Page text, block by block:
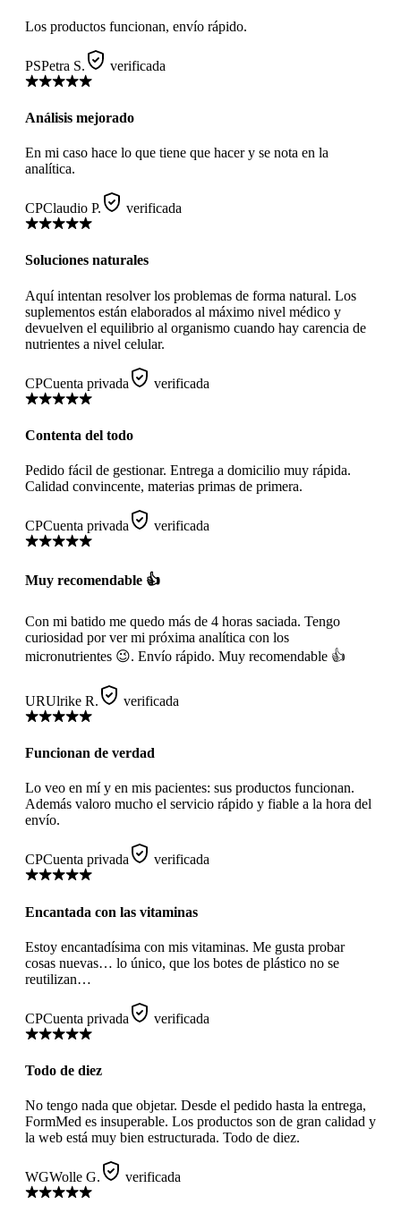
Los productos funcionan, envío rápido.
PSPetra S. verificada
Análisis mejorado
En mi caso hace lo que tiene que hacer y se nota en la
analítica.
CPClaudio P. verificada
Soluciones naturales
Aquí intentan resolver los problemas de forma natural. Los
suplementos están elaborados al máximo nivel médico y
devuelven el equilibrio al organismo cuando hay carencia de
nutrientes a nivel celular.
CPCuenta privada verificada
Contenta del todo
Pedido fácil de gestionar. Entrega a domicilio muy rápida.
Calidad convincente, materias primas de primera.
CPCuenta privada verificada
Muy recomendable 👍
Con mi batido me quedo más de 4 horas saciada. Tengo
curiosidad por ver mi próxima analítica con los
micronutrientes 😉. Envío rápido. Muy recomendable 👍
URUlrike R. verificada
Funcionan de verdad
Lo veo en mí y en mis pacientes: sus productos funcionan.
Además valoro mucho el servicio rápido y fiable a la hora del
envío.
CPCuenta privada verificada
Encantada con las vitaminas
Estoy encantadísima con mis vitaminas. Me gusta probar
cosas nuevas… lo único, que los botes de plástico no se
reutilizan…
CPCuenta privada verificada
Todo de diez
No tengo nada que objetar. Desde el pedido hasta la entrega,
FormMed es insuperable. Los productos son de gran calidad y
la web está muy bien estructurada. Todo de diez.
WGWolle G. verificada